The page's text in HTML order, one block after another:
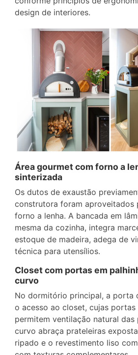
design de interiores.
Área gourmet com forno a
sinterizada
Os dutos de exaustão
construtora foram aproveitados
forno a lenha. A bancada em
mesma da cozinha, integra
estoque de madeira, adega de
técnica para utensílios.
Closet com portas em
curvo
No dormitório principal, a porta
o acesso ao closet, cujas portas
permitem ventilação natural das
curvo abraça prateleiras
ripado e o revestimento liso